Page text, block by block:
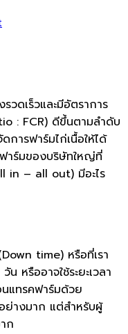
วดเร็วและมีอัตราการ
: FCR) ดีขึ้นตามลำดับ
การฟาร์มไก่เนื้อให้ได้
าร์มของบริษัทใหญ่ที่
in – all out) มีอะไร
time) หรือที่เรา
หรืออาจใช้ระยะเวลา
แทรคฟาร์มด้วย
ย่างมาก แต่สำหรับผู้
ก